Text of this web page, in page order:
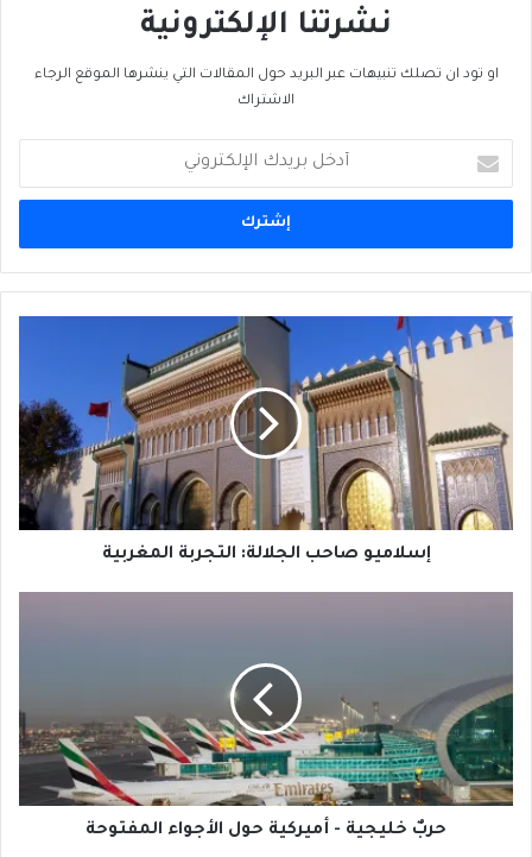
نشرتنا الإلكترونية
او تود ان تصلك تنبيهات عبر البريد حول المقالات التي ينشرها الموقع الرجاء
الاشتراك
بريدك
الإلكتروني
إسلاميو
صاحب
المغربية
إسلاميو صاحب الجلالة: التجربة المغربية
أميركية
حول
الأجواء
المفتوحة
حربٌ خليجية - أميركية حول الأجواء المفتوحة